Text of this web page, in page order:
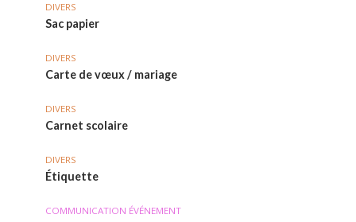
DIVERS
Sac papier
DIVERS
Carte de vœux / mariage
DIVERS
Carnet scolaire
DIVERS
Étiquette
COMMUNICATION ÉVÉNEMENT